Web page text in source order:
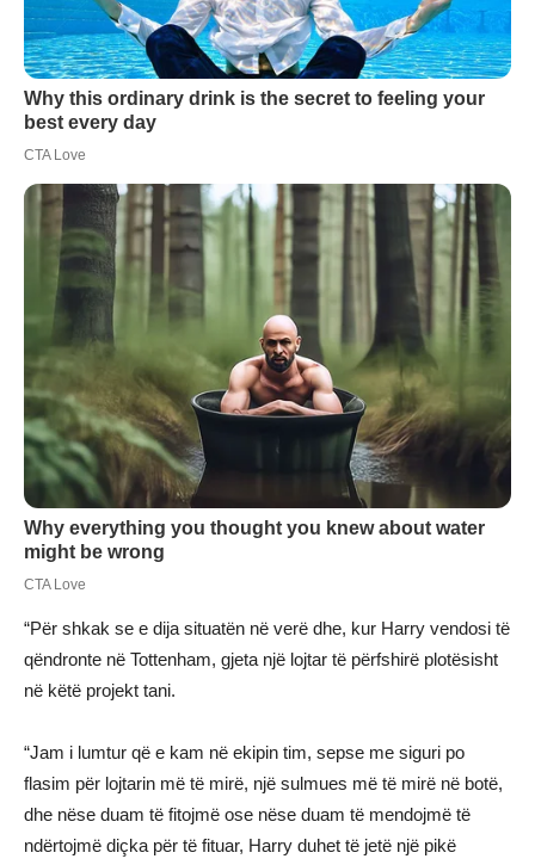
“Për shkak se e dija situatën në verë dhe, kur Harry vendosi të
qëndronte në Tottenham, gjeta një lojtar të përfshirë plotësisht
në këtë projekt tani.
“Jam i lumtur që e kam në ekipin tim, sepse me siguri po
flasim për lojtarin më të mirë, një sulmues më të mirë në botë,
dhe nëse duam të fitojmë ose nëse duam të mendojmë të
ndërtojmë diçka për të fituar, Harry duhet të jetë një pikë